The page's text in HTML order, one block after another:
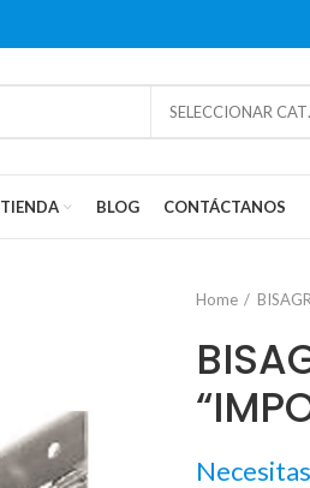
TIENDA BLOG CONTÁCTANOS
Home